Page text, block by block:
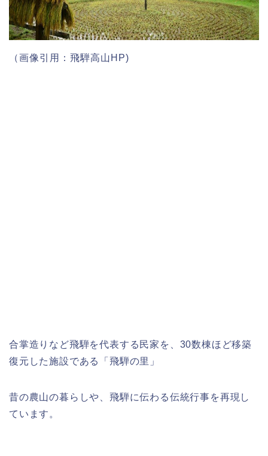
（画像引用：飛騨高山HP)
合掌造りなど飛騨を代表する民家を、30数棟ほど移築
復元した施設である「飛騨の里」
昔の農山の暮らしや、飛騨に伝わる伝統行事を再現し
ています。